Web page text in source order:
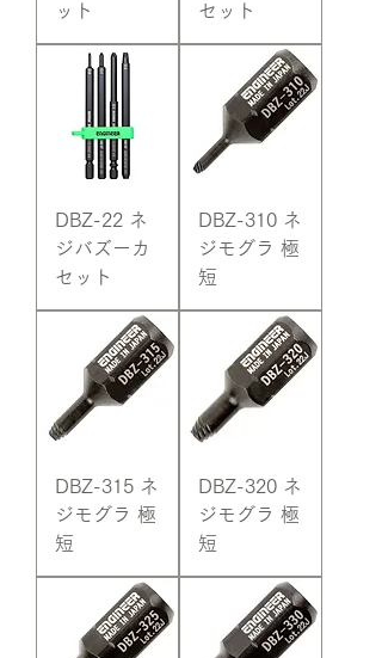
ット
セット
DBZ-22 ネ
ジバズーカ
セット
DBZ-310 ネ
ジモグラ 極
短
DBZ-315 ネ
ジモグラ 極
短
DBZ-320 ネ
ジモグラ 極
短